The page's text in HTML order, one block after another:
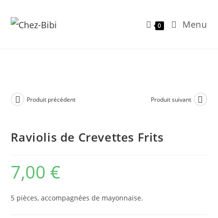
content
0 Menu
Produit précédent Produit suivant
Raviolis de Crevettes Frits
7,00 €
5 pièces, accompagnées de mayonnaise.